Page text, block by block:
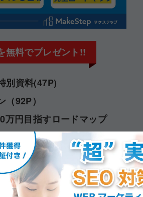
無料でプレゼント!!
別資料(47P)
92P）
円目指すロードマップ
ターへの一歩を踏み出す